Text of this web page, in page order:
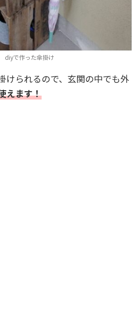
diyで作った傘掛け
けられるので、玄関の中でも外
えます！